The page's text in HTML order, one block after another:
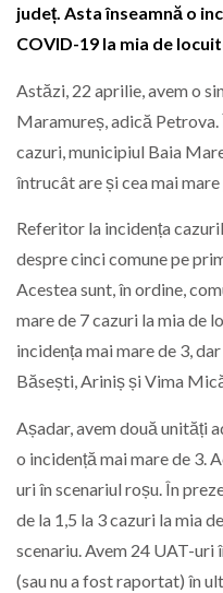
județ. Asta înseamnă o
COVID-19 la mia de
Astăzi, 22 aprilie, avem o
Maramureș, adică
cazuri, municipiul Baia
întrucât are și cea mai
Referitor la incidența
despre cinci comune pe
Acestea sunt, în ordine,
mare de 7 cazuri la mia de
incidența mai mare de 3,
Băsești, Ariniș și Vima
Așadar, avem două unități
o incidență mai mare de 3.
uri în scenariul roșu. În
de la 1,5 la 3 cazuri la mia
scenariu. Avem 24 UAT-uri
(sau nu a fost raportat) în